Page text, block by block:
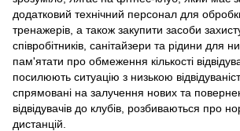
додатковий технічний персонал для
тренажерів, а також закупити засоби
співробітників, санітайзери та рідини для
пам'ятати про обмеження кількості
посилюють ситуацію з низькою
спрямовані на залучення нових та
відвідувачів до клубів, розбиваються про
дистанцій.